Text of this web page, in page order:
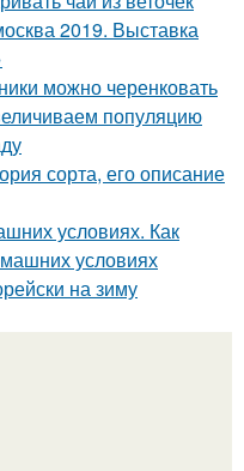
2019. Выставка
можно черенковать
популяцию
сорта, его описание
условиях. Как
условиях
на зиму